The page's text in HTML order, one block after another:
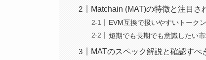
Matchain (MAT)の特徴と注目さ
EVM互換で扱いやすいトークン
短期でも長期でも意識したい
MATのスペック解説と確認すべ